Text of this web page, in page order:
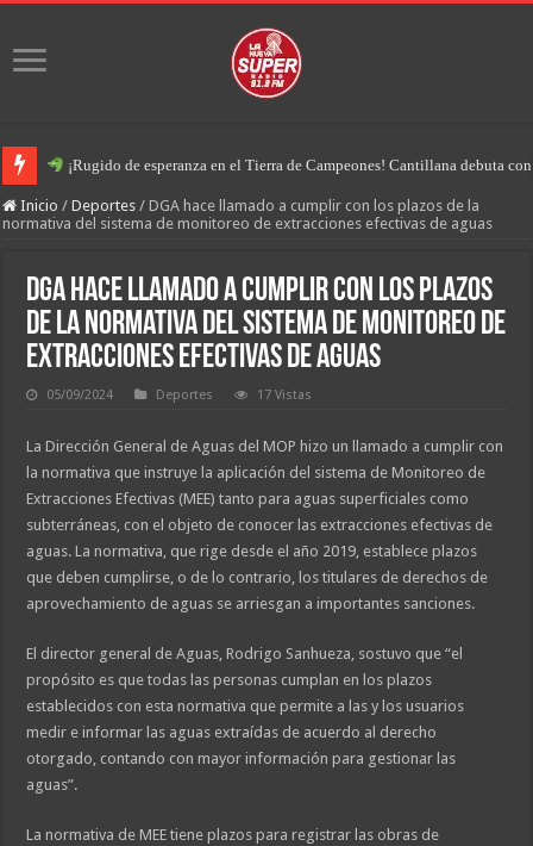
¡Rugido de esperanza en el Tierra de Campeones! Cantillana debuta
Inicio / Deportes / DGA hace llamado a cumplir con los plazos de la
normativa del sistema de monitoreo de extracciones efectivas de aguas
DGA hace llamado a cumplir con los plazos
de la normativa del sistema de monitoreo de
extracciones efectivas de aguas
05/09/2024 Deportes 17 Vistas
La Dirección General de Aguas del MOP hizo un llamado a cumplir con
la normativa que instruye la aplicación del sistema de Monitoreo de
Extracciones Efectivas (MEE) tanto para aguas superficiales como
subterráneas, con el objeto de conocer las extracciones efectivas de
aguas. La normativa, que rige desde el año 2019, establece plazos
que deben cumplirse, o de lo contrario, los titulares de derechos de
aprovechamiento de aguas se arriesgan a importantes sanciones.
El director general de Aguas, Rodrigo Sanhueza, sostuvo que “el
propósito es que todas las personas cumplan en los plazos
establecidos con esta normativa que permite a las y los usuarios
medir e informar las aguas extraídas de acuerdo al derecho
otorgado, contando con mayor información para gestionar las
aguas”.
La normativa de MEE tiene plazos para registrar las obras de